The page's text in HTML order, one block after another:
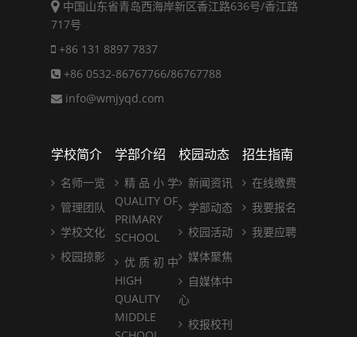
中国山东省青岛西海岸新区香江路636号/香江路
717号
+86 131 8897 7837
+86 0532-86767766/86767788
info@wmjyqd.com
学校简介
名师一览
管理团队
学校文化
校园掠影
学部介绍
精 品 小 学
QUALITY OF
PRIMARY
SCHOOL
优 质 初 中
HIGH
QUALITY
MIDDLE
校园动态
新闻资讯
学部动态
校园活动
媒体聚焦
自媒体中
心
校报校刊
招生指南
在线缴费
我要报名
我要应聘